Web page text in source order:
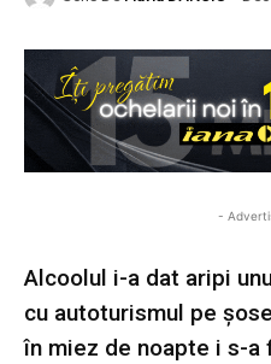
-
Alcoolul i-a dat aripi
cu autoturismul pe
în miez de noapte i s-a